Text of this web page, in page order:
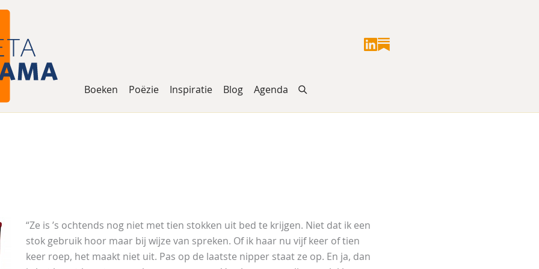
Boeken Poëzie Inspiratie Blog Agenda
“Ze is ’s ochtends nog niet met tien stokken uit bed te krijgen. Niet dat ik een
stok gebruik hoor maar bij wijze van spreken. Of ik haar nu vijf keer of tien
keer roep, het maakt niet uit. Pas op de laatste nipper staat ze op. En ja, dan